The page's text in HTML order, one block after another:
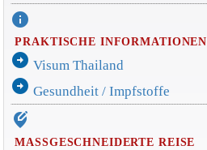
info
PRAKTISCHE INFORMATIONEN
arrow_circle_right Visum Thailand
arrow_circle_right Gesundheit / Impfstoffe
edit_location_alt
MASSGESCHNEIDERTE REISE